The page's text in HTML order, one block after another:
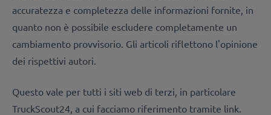
accuratezza e completezza delle informazioni fornite, in
quanto non è possibile escludere completamente un
cambiamento provvisorio. Gli articoli riflettono l'opinione
dei rispettivi autori.
Questo vale per tutti i siti web di terzi, in particolare
TruckScout24, a cui facciamo riferimento tramite link.